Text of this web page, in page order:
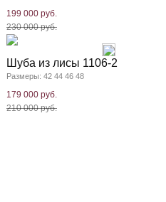
199 000 руб.
230 000 руб.
Шуба из лисы 1106-2
Размеры: 42 44 46 48
179 000 руб.
210 000 руб.